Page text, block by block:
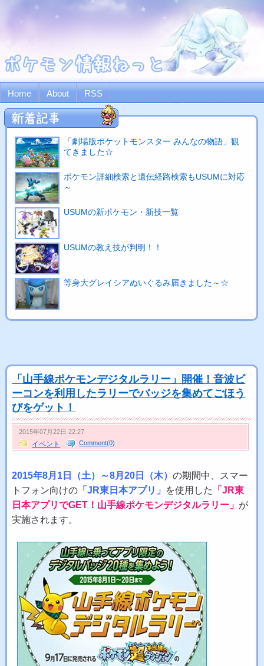
Home About RSS
「劇場版ポケットモンスター みんなの物語」観
てきました☆
ポケモン詳細検索と遺伝経路検索もUSUMに対応
～
USUMの新ポケモン・新技一覧
USUMの教え技が判明！！
等身大グレイシアぬいぐるみ届きました～☆
「山手線ポケモンデジタルラリー」開催！音波ビ
ーコンを利用したラリーでバッジを集めてごほう
びをゲット！
2015年07月22日 22:27
イベント Comment(0)
2015年8月1日（土）～8月20日（木）の期間中、スマー
トフォン向けの 「JR東日本アプリ」 を使用した
「JR東
日本アプリでGET！山手線ポケモンデジタルラリー」 が
実施されます。